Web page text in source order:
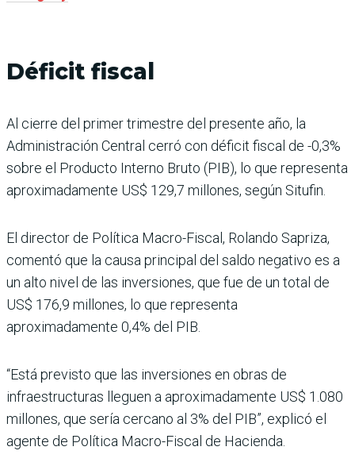
Déficit fiscal
Al cierre del primer trimestre del presente año, la
Administración Central cerró con déficit fiscal de -0,3%
sobre el Producto Interno Bruto (PIB), lo que representa
aproximadamente US$ 129,7 millones, según Situfin.
El director de Política Macro-Fiscal, Rolando Sapriza,
comentó que la causa principal del saldo negativo es a
un alto nivel de las inversiones, que fue de un total de
US$ 176,9 millones, lo que representa
aproximadamente 0,4% del PIB.
“Está previsto que las inversiones en obras de
infraestructuras lleguen a aproximadamente US$ 1.080
millones, que sería cercano al 3% del PIB”, explicó el
agente de Política Macro-Fiscal de Hacienda.